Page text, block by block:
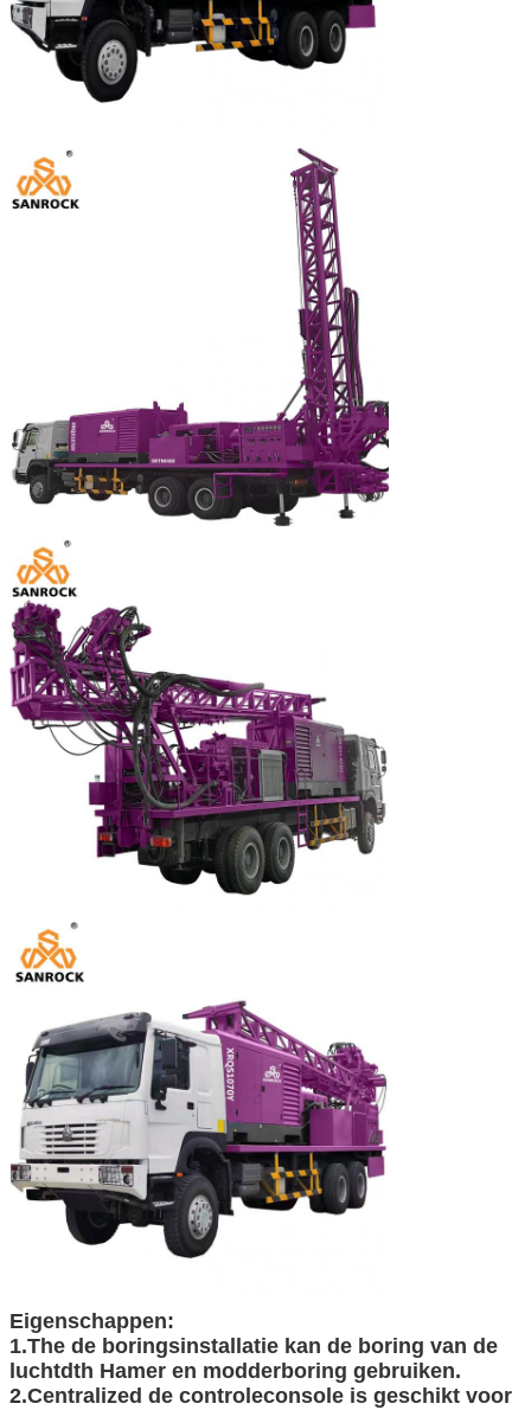
Eigenschappen:
1.The de boringsinstallatie kan de boring van de
luchtdth Hamer en modderboring gebruiken.
2.Centralized de controleconsole is geschikt voor